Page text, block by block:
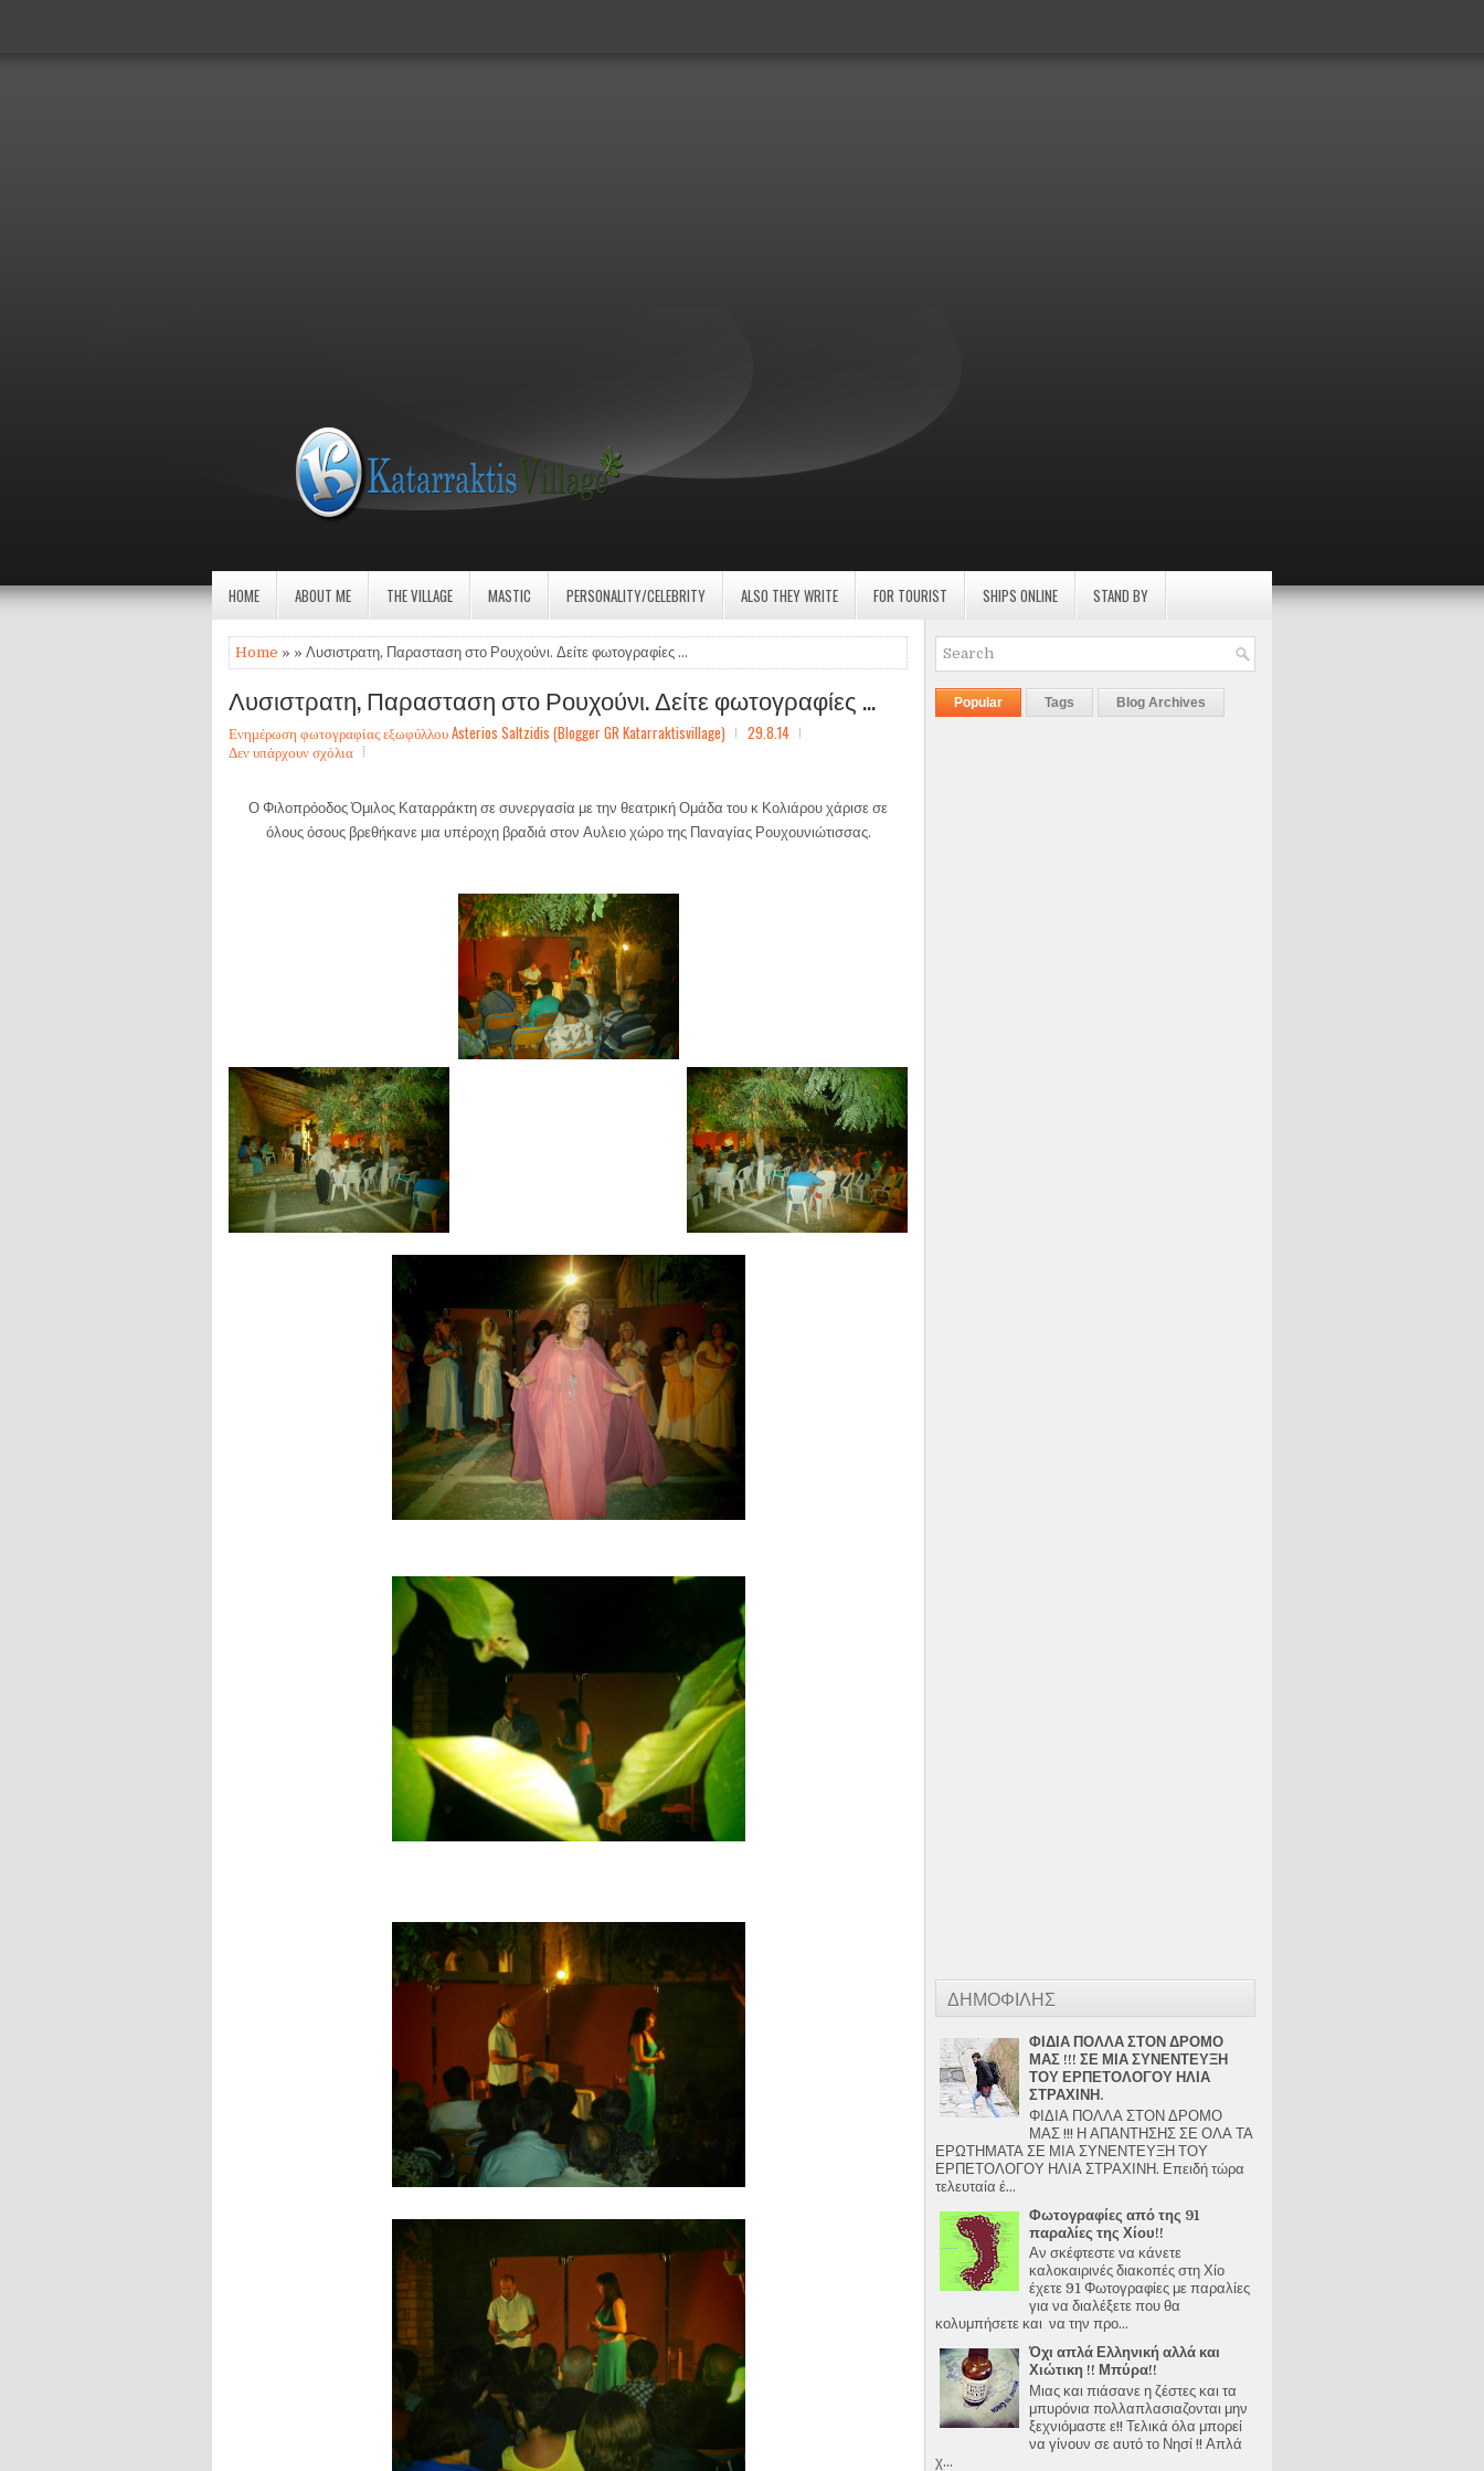
HOME ABOUT ME THE VILLAGE MASTIC PERSONALITY/CELEBRITY ALSO THEY WRITE FOR TOURIST SHIPS ONLINE STAND BY
Home » » Λυσιστρατη, Παρασταση στο Ρουχούνι. Δείτε φωτογραφίες ...
Λυσιστρατη, Παρασταση στο Ρουχούνι. Δείτε φωτογραφίες ...
Ενημέρωση φωτογραφίας εξωφύλλου Asterios Saltzidis (Blogger GR Katarraktisvillage)
29.8.14
Δεν υπάρχουν σχόλια
Ο Φιλοπρόοδος Όμιλος Καταρράκτη σε συνεργασία με την θεατρική Ομάδα του κ Κολιάρου χάρισε σε
όλους όσους βρεθήκανε μια υπέροχη βραδιά στον Αυλειο χώρο της Παναγίας Ρουχουνιώτισσας.
Popular Tags Blog Archives
ΔΗΜΟΦΙΛΗΣ
ΦΙΔΙΑ ΠΟΛΛΑ ΣΤΟΝ ΔΡΟΜΟ
ΜΑΣ !!! ΣΕ ΜΙΑ ΣΥΝΕΝΤΕΥΞΗ
ΤΟΥ ΕΡΠΕΤΟΛΟΓΟΥ ΗΛΙΑ
ΣΤΡΑΧΙΝΗ.
ΦΙΔΙΑ ΠΟΛΛΑ ΣΤΟΝ ΔΡΟΜΟ
ΜΑΣ !!! Η ΑΠΑΝΤΗΣΗΣ ΣΕ ΟΛΑ ΤΑ
ΕΡΩΤΗΜΑΤΑ ΣΕ ΜΙΑ ΣΥΝΕΝΤΕΥΞΗ ΤΟΥ
ΕΡΠΕΤΟΛΟΓΟΥ ΗΛΙΑ ΣΤΡΑΧΙΝΗ. Επειδή τώρα
τελευταία έ...
Φωτογραφίες από της 91
παραλίες της Χίου!!
Αν σκέφτεστε να κάνετε
καλοκαιρινές διακοπές στη Χίο
έχετε 91 Φωτογραφίες με παραλίες
για να διαλέξετε που θα
κολυμπήσετε και να την προ...
Όχι απλά Ελληνική αλλά και
Χιώτικη !! Μπύρα!!
Μιας και πιάσανε η ζέστες και τα
μπυρόνια πολλαπλασιαζονται μην
ξεχνιόμαστε ε!! Τελικά όλα μπορεί
να γίνουν σε αυτό το Νησί !! Απλά
χ...